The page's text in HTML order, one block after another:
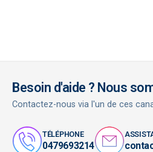
Besoin d'aide ? Nous
Contactez-nous via l'un de ces
TÉLÉPHONE
0479693214